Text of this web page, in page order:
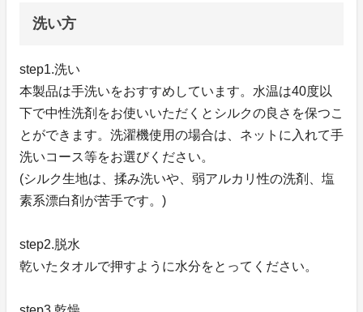
洗い方
step1.洗い
本製品は手洗いをおすすめしています。水温は40度以
下で中性洗剤をお使いいただくとシルクの良さを保つこ
とができます。洗濯機使用の場合は、ネットに入れて手
洗いコース等をお選びください。
(シルク生地は、揉み洗いや、弱アルカリ性の洗剤、塩
素系漂白剤が苦手です。)
step2.脱水
乾いたタオルで押すように水分をとってください。